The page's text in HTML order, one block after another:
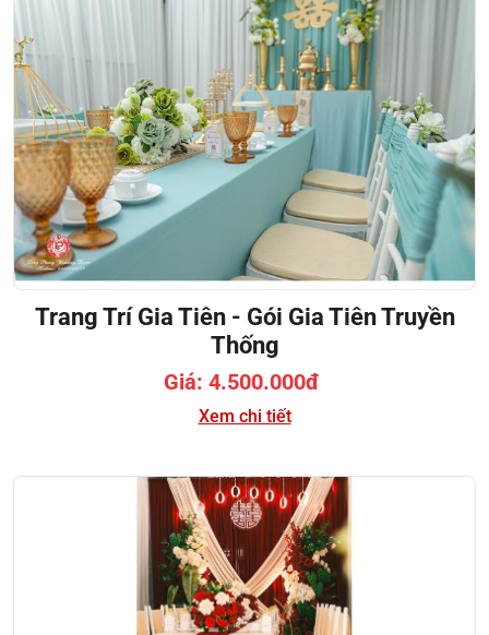
Trang Trí Gia Tiên - Gói Gia Tiên Truyền
Thống
Giá: 4.500.000đ
Xem chi tiết